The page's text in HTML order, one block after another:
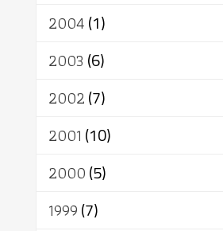
2004(1)
2003 (6)
2002(7)
2001 (10)
2000(5)
1999(7)